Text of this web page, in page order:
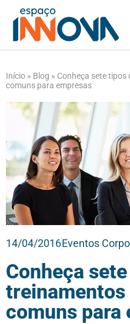
Início » Blog » Conheça sete
comuns para empresas
14/04/2016Eventos
Conheça
comuns para